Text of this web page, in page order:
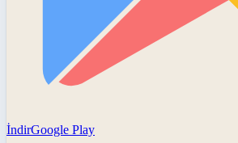
İndirGoogle Play